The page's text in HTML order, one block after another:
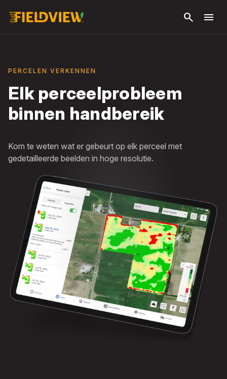
search menu
PERCELEN VERKENNEN
Elk perceelprobleem
binnen handbereik
Kom te weten wat er gebeurt op elk perceel met
gedetailleerde beelden in hoge resolutie.